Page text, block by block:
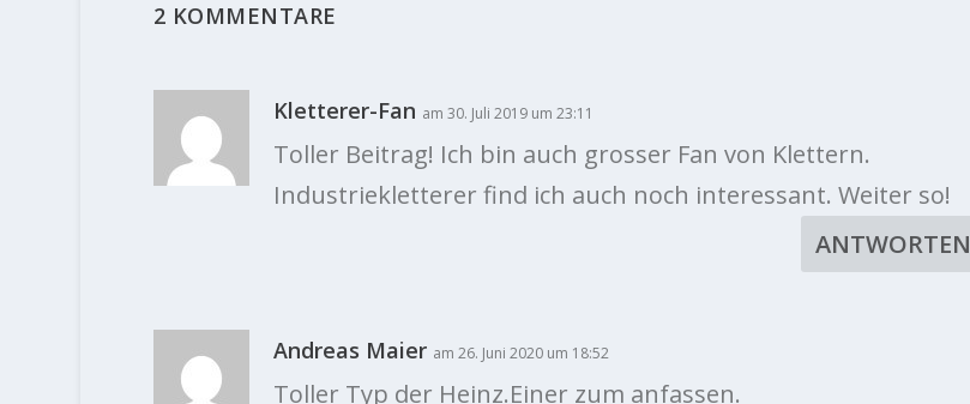
2 KOMMENTARE
Kletterer-Fan am 30. Juli 2019 um 23:11
Toller Beitrag! Ich bin auch grosser Fan von Klettern.
Industriekletterer find ich auch noch interessant. Weiter so!
ANTWORTEN
Andreas Maier am 26. Juni 2020 um 18:52
Toller Typ der Heinz.Einer zum anfassen.